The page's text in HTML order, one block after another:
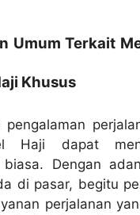
Umum Terkait
Khusus
pengalaman
Haji dapat
Dengan
di pasar, begitu
perjalanan